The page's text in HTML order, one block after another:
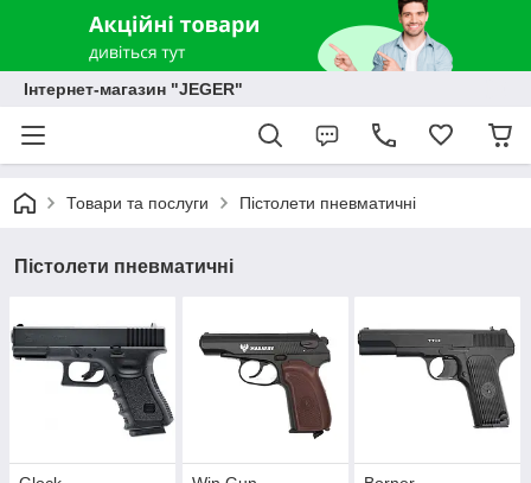
Інтернет-магазин "JEGER"
Товари та послуги Пістолети пневматичні
Пістолети пневматичні